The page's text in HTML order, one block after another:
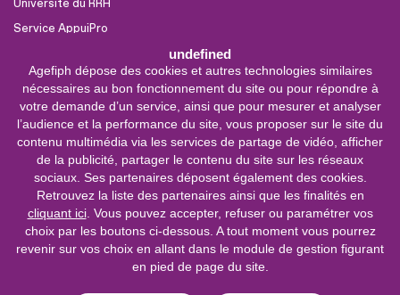
undefined
Agefiph dépose des cookies et autres technologies similaires
nécessaires au bon fonctionnement du site ou pour répondre à
votre demande d’un service, ainsi que pour mesurer et analyser
l’audience et la performance du site, vous proposer sur le site du
contenu multimédia via les services de partage de vidéo, afficher
de la publicité, partager le contenu du site sur les réseaux
sociaux. Ses partenaires déposent également des cookies.
Retrouvez la liste des partenaires ainsi que les finalités en
cliquant ici. Vous pouvez accepter, refuser ou paramétrer vos
choix par les boutons ci-dessous. A tout moment vous pourrez
revenir sur vos choix en allant dans le module de gestion figurant
en pied de page du site.
Université du RRH
Service AppuiPro
Nous suivre
Youtube
Facebook
0 800 11 10 09
Service &
appel gratuits